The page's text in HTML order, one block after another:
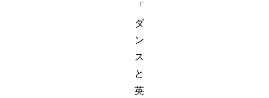
「
ダ
ン
ス
と
英